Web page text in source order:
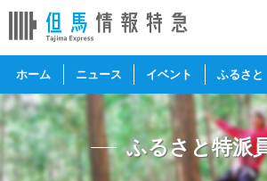
ホーム ニュース イベント ふるさと
ふるさと特派